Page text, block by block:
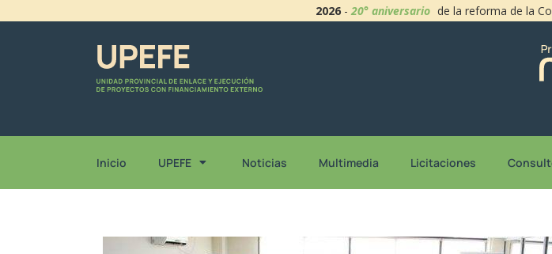
2026 -20° aniversario de la reforma de la
Inicio UPEFE Noticias Multimedia Licitaciones